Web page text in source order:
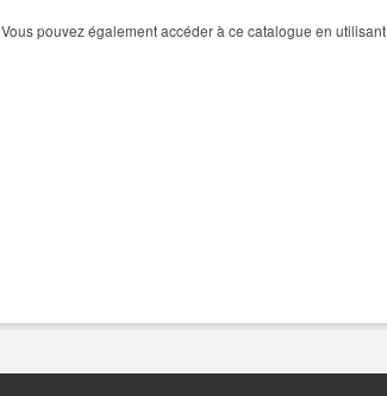
Vous pouvez également accéder à ce catalogue en utilisant